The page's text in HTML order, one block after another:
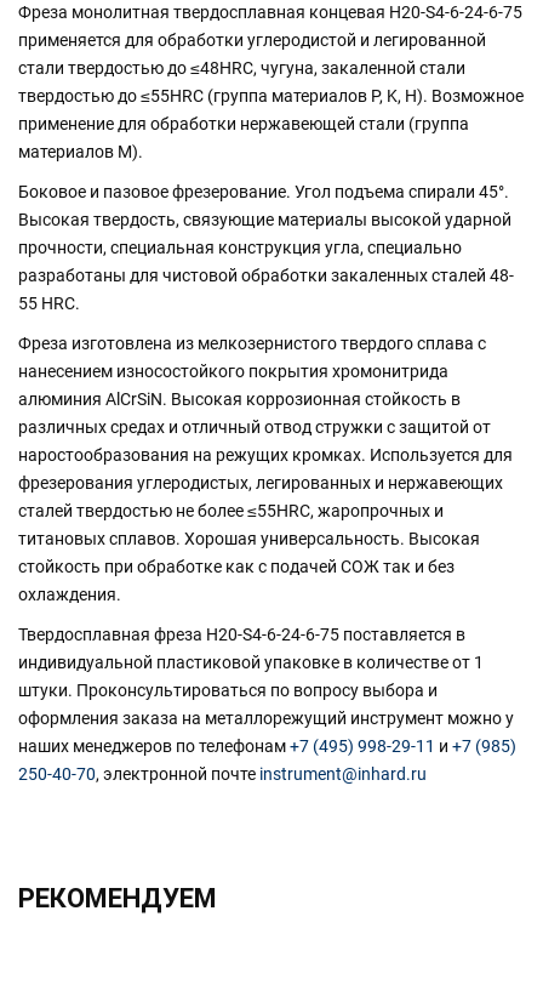
Фреза монолитная твердосплавная концевая H20-S4-6-24-6-75
применяется для обработки углеродистой и легированной
стали твердостью до ≤48HRC, чугуна, закаленной стали
твердостью до ≤55HRC (группа материалов P, K, H). Возможное
применение для обработки нержавеющей стали (группа
материалов M).
Боковое и пазовое фрезерование. Угол подъема спирали 45°.
Высокая твердость, связующие материалы высокой ударной
прочности, специальная конструкция угла, специально
разработаны для чистовой обработки закаленных сталей 48-
55 HRC.
Фреза изготовлена из мелкозернистого твердого сплава с
нанесением износостойкого покрытия хромонитрида
алюминия AlCrSiN. Высокая коррозионная стойкость в
различных средах и отличный отвод стружки с защитой от
наростообразования на режущих кромках. Используется для
фрезерования углеродистых, легированных и нержавеющих
сталей твердостью не более ≤55HRC, жаропрочных и
титановых сплавов. Хорошая универсальность. Высокая
стойкость при обработке как с подачей СОЖ так и без
охлаждения.
Твердосплавная фреза H20-S4-6-24-6-75 поставляется в
индивидуальной пластиковой упаковке в количестве от 1
штуки. Проконсультироваться по вопросу выбора и
оформления заказа на металлорежущий инструмент можно у
наших менеджеров по телефонам+7 (495) 998-29-11 и +7 (985)
250-40-70, электронной почте instrument@inhard.ru
РЕКОМЕНДУЕМ